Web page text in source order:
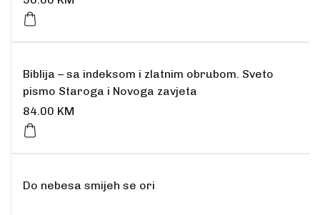
Biblija – sa indeksom i zlatnim obrubom. Sveto
pismo Staroga i Novoga zavjeta
84.00 KM
Do nebesa smijeh se ori